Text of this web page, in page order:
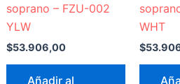
soprano – FZU-002
YLW
$53.906,00
Añadir al
WHT
$